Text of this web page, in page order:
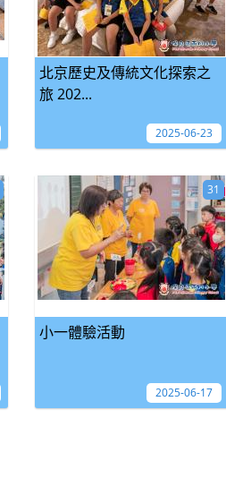
北京歷史及傳統文化探索之
旅 202...
2025-06-23
小一體驗活動
31
2025-06-17